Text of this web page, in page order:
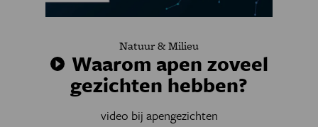
Natuur & Milieu
Waarom apen zoveel
gezichten hebben?
video bij apengezichten